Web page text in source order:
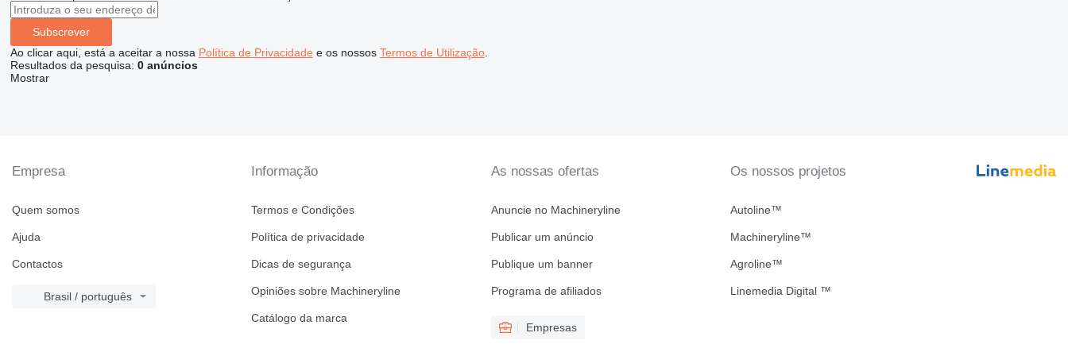
Subscrever
Ao clicar aqui, está a aceitar a nossa Política de Privacidade e os nossos Termos de Utilização.
Resultados da pesquisa: 0 anúncios
Mostrar
Empresa
Quem somos
Ajuda
Contactos
Brasil / português
Informação
Termos e Condições
Política de privacidade
Dicas de segurança
Opiniões sobre Machineryline
Catálogo da marca
As nossas ofertas
Anuncie no Machineryline
Publicar um anúncio
Publique um banner
Programa de afiliados
Empresas
Os nossos projetos
Autoline™
Machineryline™
Agroline™
Linemedia Digital ™